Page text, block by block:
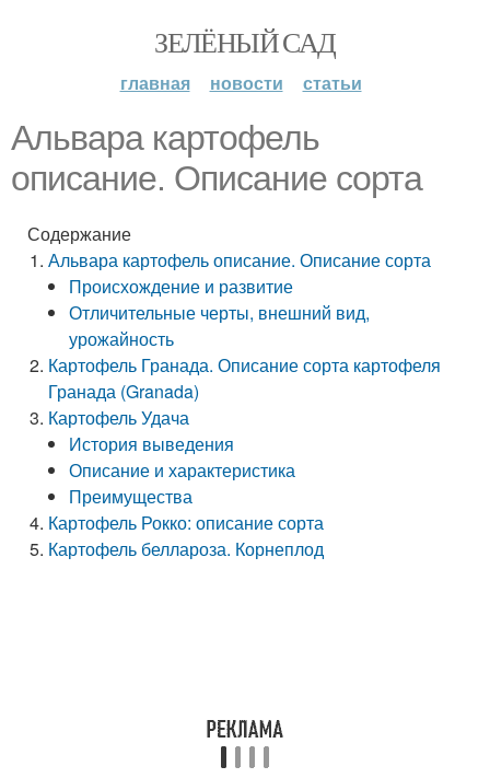
ЗЕЛЁНЫЙ САД
главная новости статьи
Альвара картофель
описание. Описание сорта
Содержание
Альвара картофель описание. Описание сорта
Происхождение и развитие
Отличительные черты, внешний вид,
урожайность
Картофель Гранада. Описание сорта картофеля
Гранада (Granada)
Картофель Удача
История выведения
Описание и характеристика
Преимущества
Картофель Рокко: описание сорта
Картофель беллароза. Корнеплод